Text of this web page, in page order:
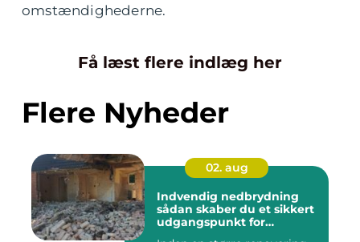
omstændighederne.
Få læst flere indlæg her
Flere Nyheder
02. aug
Indvendig nedbrydning
sådan skaber du et sikkert
udgangspunkt for